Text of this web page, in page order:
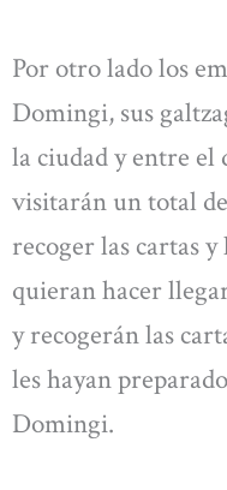
Por otro lado los
Domingi, sus
la ciudad y entre el
visitarán un total
recoger las cartas
quieran hacer
y recogerán las
les hayan
Domingi.